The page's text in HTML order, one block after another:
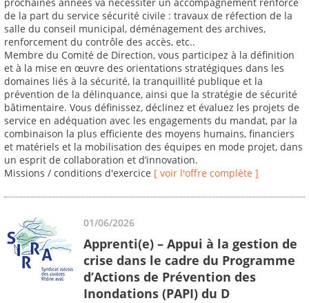
de la part du service sécurité civile : travaux de réfection de la
salle du conseil municipal, déménagement des archives,
renforcement du contrôle des accès, etc..
Membre du Comité de Direction, vous participez à la définition
et à la mise en œuvre des orientations stratégiques dans les
domaines liés à la sécurité, la tranquillité publique et la
prévention de la délinquance, ainsi que la stratégie de sécurité
bâtimentaire. Vous définissez, déclinez et évaluez les projets de
service en adéquation avec les engagements du mandat, par la
combinaison la plus efficiente des moyens humains, financiers
et matériels et la mobilisation des équipes en mode projet, dans
un esprit de collaboration et d’innovation.
Missions / conditions d'exercice [ voir l'offre complète ]
01/06/2026
Apprenti(e) – Appui à la gestion de
crise dans le cadre du Programme
d’Actions de Prévention des
Inondations (PAPI) du D